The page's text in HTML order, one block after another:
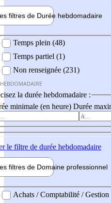
filtres de Durée hebdomadaire
Temps plein (48)
Temps partiel (1)
Non renseignée (231)
la durée hebdomadaire :
minimale (en heure) Durée
le filtre de durée hebdomadaire
filtres de Domaine professionnel
professionel
Achats / Comptabilité / Gestion